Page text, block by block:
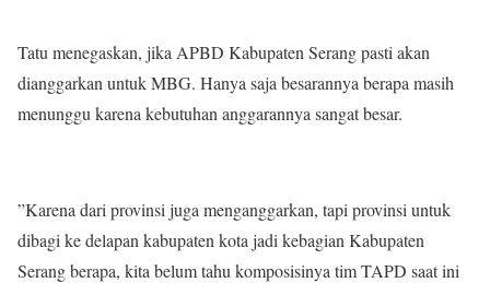
Tatu menegaskan, jika APBD Kabupaten Serang pasti akan
dianggarkan untuk MBG. Hanya saja besarannya berapa masih
menunggu karena kebutuhan anggarannya sangat besar.
”Karena dari provinsi juga menganggarkan, tapi provinsi untuk
dibagi ke delapan kabupaten kota jadi kebagian Kabupaten
Serang berapa, kita belum tahu komposisinya tim TAPD saat ini